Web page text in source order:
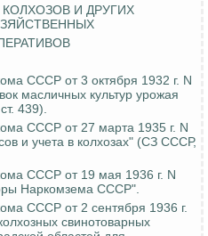
И ДРУГИХ
СССР от 3 октября 1932 г. N
масличных культур урожая
439).
СССР от 27 марта 1935 г. N
и учета в колхозах" (СЗ СССР,
СССР от 19 мая 1936 г. N
Наркомзема СССР".
СССР от 2 сентября 1936 г.
свинотоварных